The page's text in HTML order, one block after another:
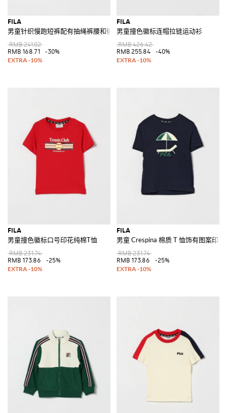
FILA
男童针织慢跑短裤配有抽绳裤腰和徽标
RMB 241.02
RMB 168.71
-30%
FILA
男童撞色徽标连帽拉链运动衫
RMB 426.42
RMB 255.84
-40%
FILA
男童撞色徽标口号印花纯棉T恤
RMB 231.74
RMB 173.86
-25%
FILA
男童 Crespina 棉质 T 恤饰有图案印花
RMB 231.74
RMB 173.86
-25%